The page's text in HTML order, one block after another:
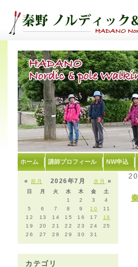
ホーム 講師プロフィール NW申込
«前月 次月 »
2026年7月
日 月 火 水 木 金
土
1
2 3
4
5
6 7 8 9 10
11
12
13 14 15 16 17
18
19
20 21 22 23 24
25
26
27 28 29 30 31
カテゴリ